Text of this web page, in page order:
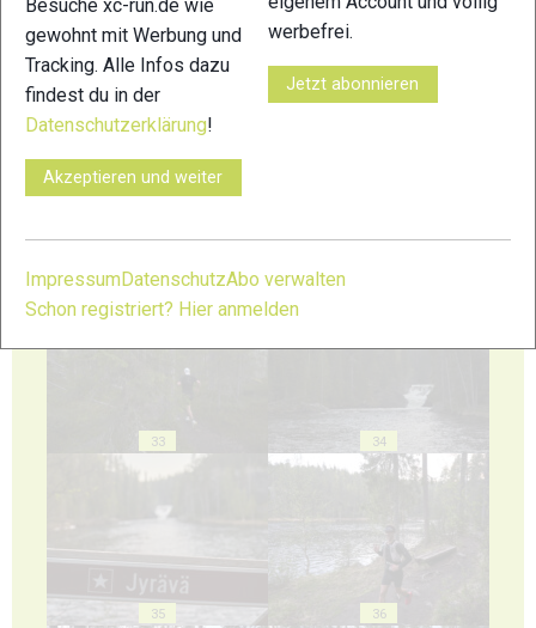
29
33 34
35 36
Besuche xc-run.de wie
gewohnt mit Werbung und
Tracking. Alle Infos dazu
findest du in der
Datenschutzerklärung!
Akzeptieren und weiter
werbefrei.
Jetzt abonnieren
ImpressumDatenschutzAbo verwalten
Schon registriert? Hier anmelden